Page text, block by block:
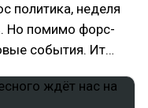
политика, неделя
Но помимо форс-
события. Ит…